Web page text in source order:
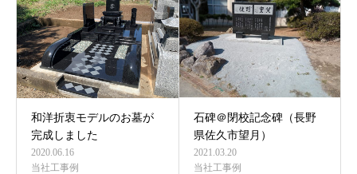
和洋折衷モデルのお墓が
完成しました
2020.06.16
当社工事例
石碑＠閉校記念碑（長野
県佐久市望月）
2021.03.20
当社工事例